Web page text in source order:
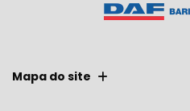
Mapa do site